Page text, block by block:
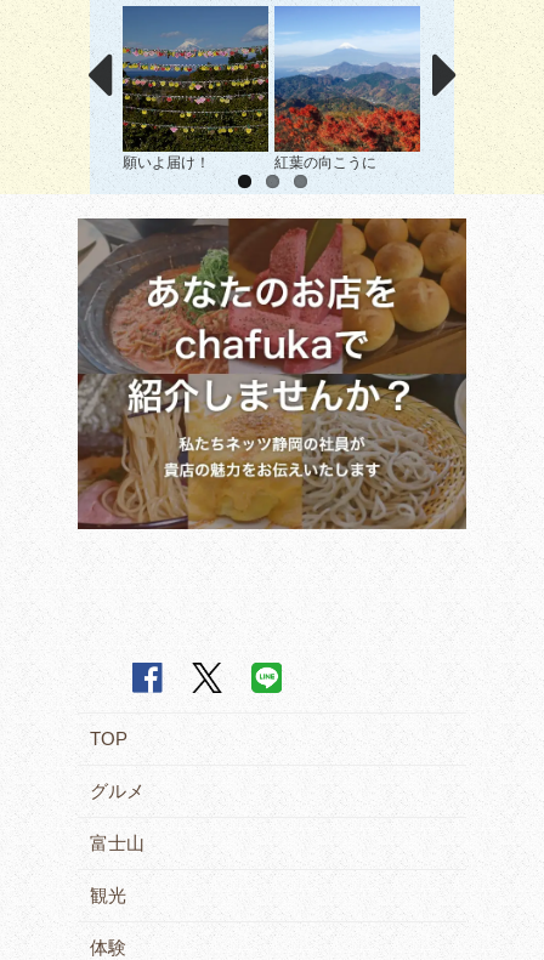
願いよ届け！ 紅葉の向こうに だるま山からの
TOP
グルメ
富士山
観光
体験